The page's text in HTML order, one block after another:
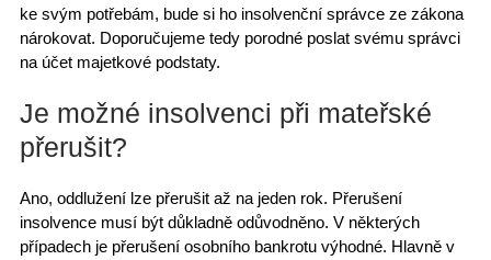
ke svým potřebám, bude si ho insolvenční správce ze zákona
nárokovat. Doporučujeme tedy porodné poslat svému správci
na účet majetkové podstaty.
Je možné insolvenci při mateřské
přerušit?
Ano, oddlužení lze přerušit až na jeden rok. Přerušení
insolvence musí být důkladně odůvodněno. V některých
případech je přerušení osobního bankrotu výhodné. Hlavně v